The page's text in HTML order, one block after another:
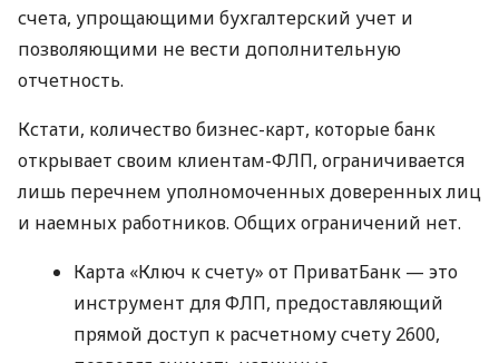
счета, упрощающими бухгалтерский учет и
позволяющими не вести дополнительную
отчетность.
Кстати, количество бизнес-карт, которые банк
открывает своим клиентам-ФЛП, ограничивается
лишь перечнем уполномоченных доверенных лиц
и наемных работников. Общих ограничений нет.
Карта «Ключ к счету» от ПриватБанк — это
инструмент для ФЛП, предоставляющий
прямой доступ к расчетному счету 2600,